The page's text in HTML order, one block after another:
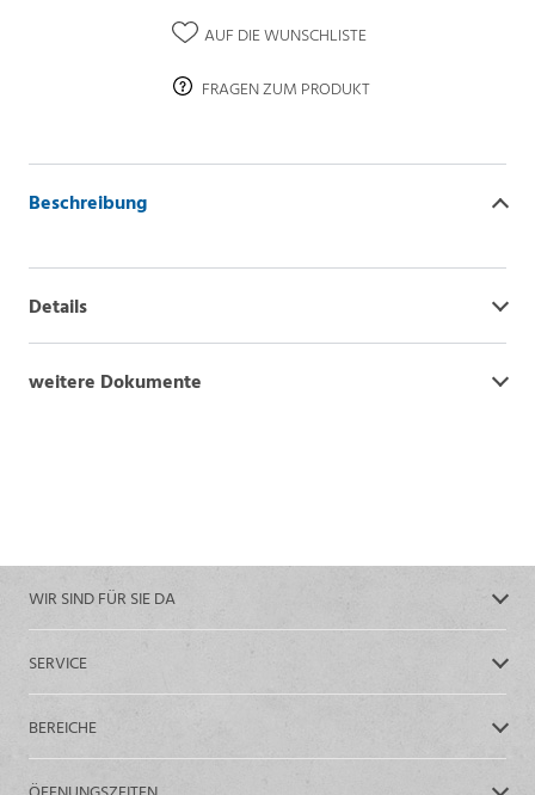
AUF DIE WUNSCHLISTE
FRAGEN ZUM PRODUKT
Beschreibung
Details
weitere Dokumente
WIR SIND FÜR SIE DA
SERVICE
BEREICHE